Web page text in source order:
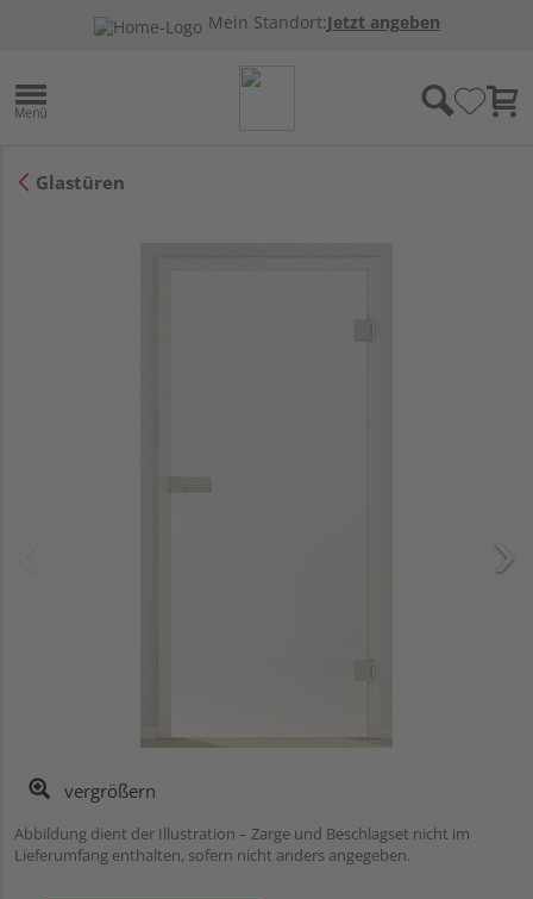
Mein Standort:Jetzt angeben
Glastüren
vergrößern
Abbildung dient der Illustration – Zarge und Beschlagset nicht im
Lieferumfang enthalten, sofern nicht anders angegeben.